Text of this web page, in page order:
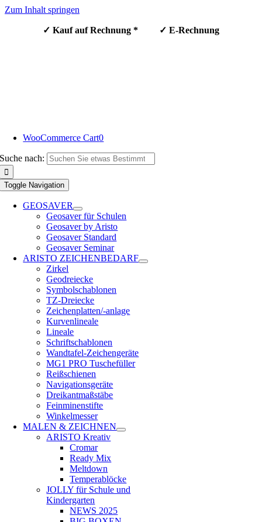
Zum Inhalt springen
✓ Kauf auf Rechnung * ✓ E-Rechnung
WooCommerce Cart0
Suche nach:
Toggle Navigation
GEOSAVER
Geosaver für Schulen
Geosaver by Aristo
Geosaver Standard
Geosaver Seminar
ARISTO ZEICHENBEDARF
Zirkel
Geodreiecke
Symbolschablonen
TZ-Dreiecke
Zeichenplatten/-anlage
Kurvenlineale
Lineale
Schriftschablonen
Wandtafel-Zeichengeräte
MG1 PRO Tuschefüller
Reißschienen
Navigationsgeräte
Dreikantmaßstäbe
Feinminenstifte
Winkelmesser
MALEN & ZEICHNEN
ARISTO Kreativ
Cromar
Ready Mix
Meltdown
Temperablöcke
JOLLY für Schule und
Kindergarten
NEWS 2025